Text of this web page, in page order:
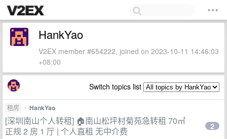
HankYao
V2EX member #654222, joined on 2023-10-11 14:46:03
+08:00
Switch topics list
租房 • HankYao
[深圳南山个人转租] 🏠南山松坪村菊苑急转租 70㎡
正规 2 房 1 厅 | 个人直租 无中介费
2